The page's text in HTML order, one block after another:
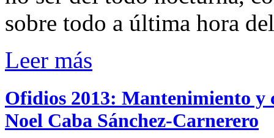
sobre todo a última hora
Leer más
Ofidios 2013: Mantenimiento y
Noel Caba Sánchez-Carnerero